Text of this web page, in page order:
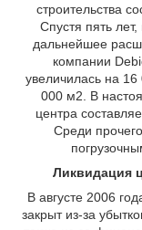
строительства
Спустя пять
дальнейшее
компании
увеличилась на
000 м2. В
центра
Среди
Ликвидация
В августе 2006
закрыт из-за